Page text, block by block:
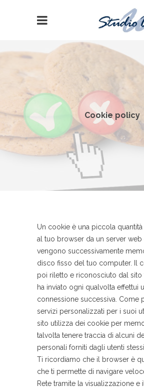
Cookie policy
Un cookie è una piccola quantità
al tuo browser da un server web
vengono successivamente
disco fisso del tuo computer. Il
poi riletto e riconosciuto dal
ha inviato ogni qualvolta effettui
connessione successiva. Come
servizi personalizzati per i suoi
sito utilizza dei cookie per
talvolta tenere traccia di alcuni
personali forniti dagli utenti stessi.
Ti ricordiamo che il browser è
che ti permette di navigare
Rete tramite la visualizzazione e il